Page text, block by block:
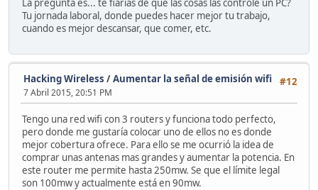
La pregunta es... te fiarías de que las cosas las controle un PC?
Tu jornada laboral, donde puedes hacer mejor tu trabajo,
cuando es mejor descansar, que comer, etc.
#12
Hacking Wireless /Aumentar la señal de emisión wifi
7 Abril 2015, 20:51 PM
Tengo una red wifi con 3 routers y funciona todo perfecto,
pero donde me gustaría colocar uno de ellos no es donde
mejor cobertura ofrece. Para ello se me ocurrió la idea de
comprar unas antenas mas grandes y aumentar la potencia. En
este router me permite hasta 250mw. Se que el límite legal
son 100mw y actualmente está en 90mw.